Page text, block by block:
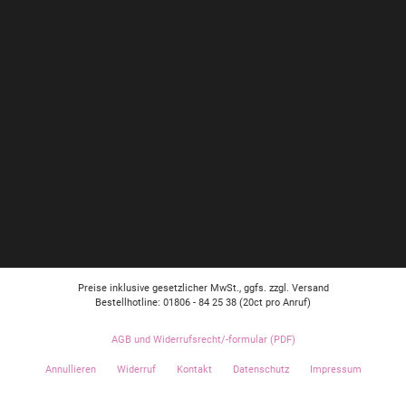
Preise inklusive gesetzlicher MwSt., ggfs. zzgl. Versand
Bestellhotline: 01806 - 84 25 38 (20ct pro Anruf)
AGB und Widerrufsrecht/-formular (PDF)
Annullieren Widerruf Kontakt Datenschutz Impressum